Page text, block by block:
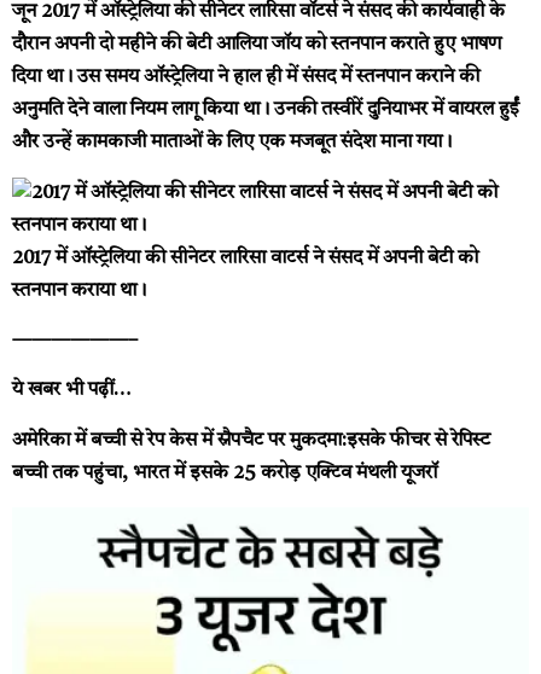
जून 2017 में ऑस्ट्रेलिया की सीनेटर लारिसा वॉटर्स ने संसद की कार्यवाही के
दौरान अपनी दो महीने की बेटी आलिया जॉय को स्तनपान कराते हुए भाषण
दिया था। उस समय ऑस्ट्रेलिया ने हाल ही में संसद में स्तनपान कराने की
अनुमति देने वाला नियम लागू किया था। उनकी तस्वीरें दुनियाभर में वायरल हुईं
और उन्हें कामकाजी माताओं के लिए एक मजबूत संदेश माना गया।
2017 में ऑस्ट्रेलिया की सीनेटर लारिसा वाटर्स ने संसद में अपनी बेटी को
स्तनपान कराया था।
——————–
ये खबर भी पढ़ीं…
अमेरिका में बच्ची से रेप केस में स्नैपचैट पर मुकदमा:इसके फीचर से रेपिस्ट
बच्ची तक पहुंचा, भारत में इसके 25 करोड़ एक्टिव मंथली यूजरॉ